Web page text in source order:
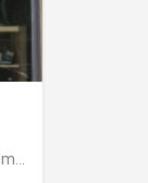
Effektiven Mikroorganismen / biologische Lebensmittel / biologische Gebäudereinigung